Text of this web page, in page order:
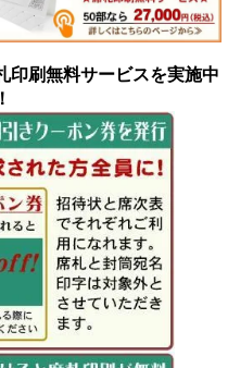
印刷無料サービスを実施中